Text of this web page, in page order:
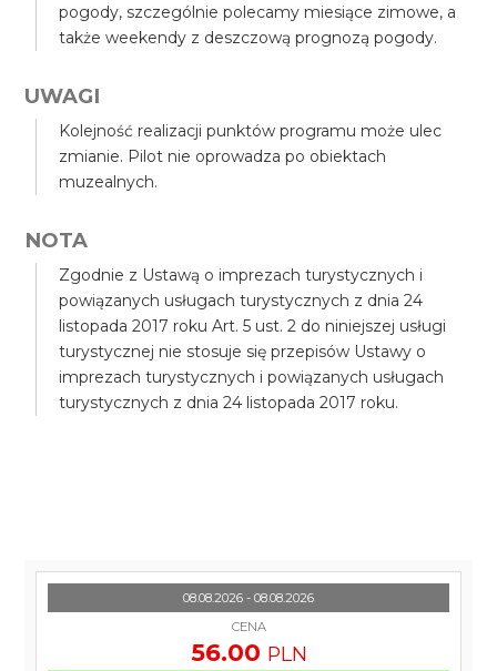
pogody, szczególnie polecamy miesiące zimowe, a
także weekendy z deszczową prognozą pogody.
UWAGI
Kolejność realizacji punktów programu może ulec
zmianie. Pilot nie oprowadza po obiektach
muzealnych.
NOTA
Zgodnie z Ustawą o imprezach turystycznych i
powiązanych usługach turystycznych z dnia 24
listopada 2017 roku Art. 5 ust. 2 do niniejszej usługi
turystycznej nie stosuje się przepisów Ustawy o
imprezach turystycznych i powiązanych usługach
turystycznych z dnia 24 listopada 2017 roku.
08.08.2026 - 08.08.2026
CENA
56.00 PLN